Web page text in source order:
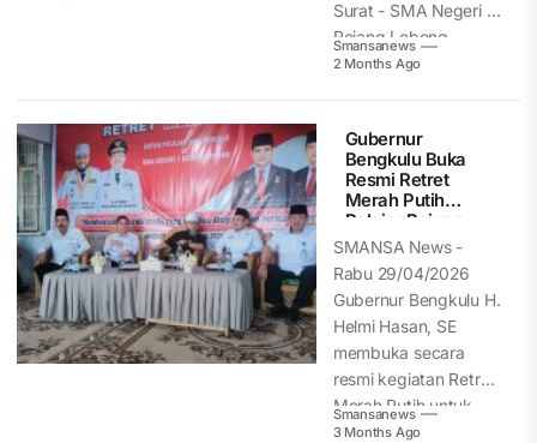
Surat - SMA Negeri 1
Rejang Lebong,
aplikasi Digitalisasi...
Smansanews
2 Months Ago
Gubernur
Bengkulu Buka
Resmi Retret
Merah Putih
Pelajar Rejang
Lebong
SMANSA News -
Rabu 29/04/2026
Gubernur Bengkulu H.
Helmi Hasan, SE
membuka secara
resmi kegiatan Retret
Merah Putih untuk
pelajar...
Smansanews
3 Months Ago